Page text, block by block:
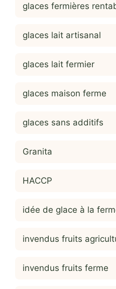
glaces fermières
glaces lait artisanal
glaces lait fermier
glaces maison ferme
glaces sans additifs
Granita
HACCP
idée de glace à la
invendus fruits
invendus fruits ferme